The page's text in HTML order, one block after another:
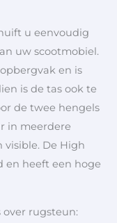
u eenvoudig
uw scootmobiel.
en is
is de tas ook te
de twee hengels
in meerdere
De High
en heeft een hoge
over rugsteun: